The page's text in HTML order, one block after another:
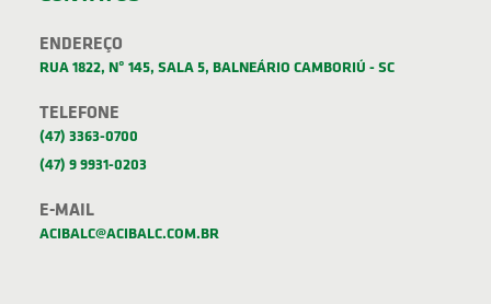
ENDEREÇO
RUA 1822, Nº 145, SALA 5, BALNEÁRIO CAMBORIÚ - SC
TELEFONE
(47) 3363-0700
(47) 9 9931-0203
E-MAIL
ACIBALC@ACIBALC.COM.BR